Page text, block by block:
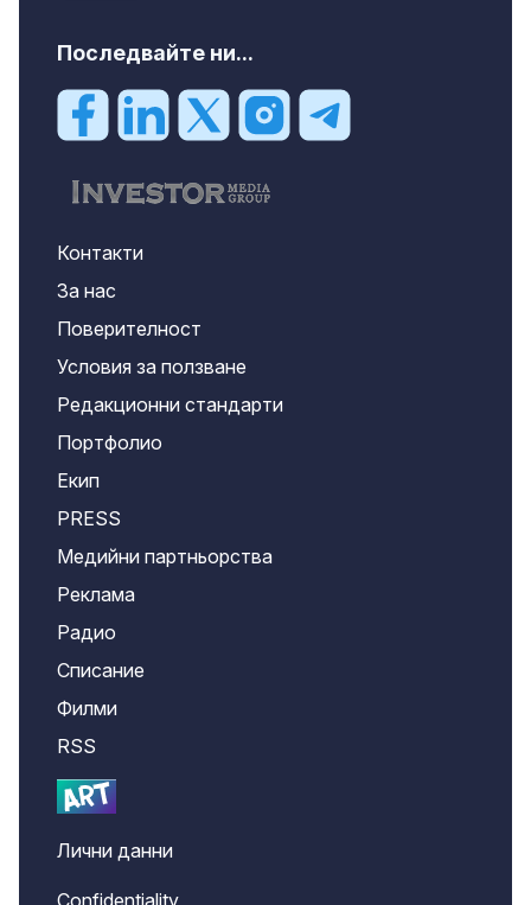
Последвайте ни...
Контакти
За нас
Поверителност
Условия за ползване
Редакционни стандарти
Портфолио
Екип
PRESS
Медийни партньорства
Реклама
Радио
Списание
Филми
RSS
Лични данни
Confidentiality